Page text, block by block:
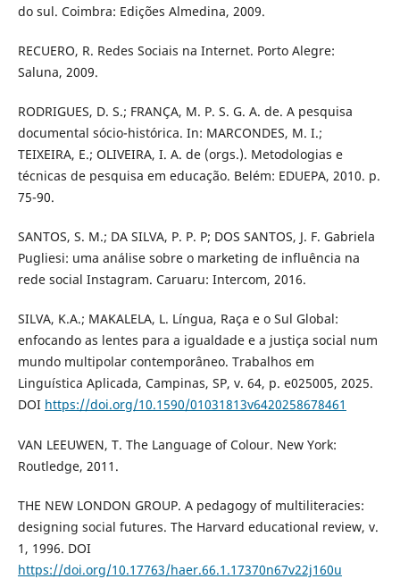
do sul. Coimbra: Edições Almedina, 2009.
RECUERO, R. Redes Sociais na Internet. Porto Alegre:
Saluna, 2009.
RODRIGUES, D. S.; FRANÇA, M. P. S. G. A. de. A pesquisa
documental sócio-histórica. In: MARCONDES, M. I.;
TEIXEIRA, E.; OLIVEIRA, I. A. de (orgs.). Metodologias e
técnicas de pesquisa em educação. Belém: EDUEPA, 2010. p.
75-90.
SANTOS, S. M.; DA SILVA, P. P. P; DOS SANTOS, J. F. Gabriela
Pugliesi: uma análise sobre o marketing de influência na
rede social Instagram. Caruaru: Intercom, 2016.
SILVA, K.A.; MAKALELA, L. Língua, Raça e o Sul Global:
enfocando as lentes para a igualdade e a justiça social num
mundo multipolar contemporâneo. Trabalhos em
Linguística Aplicada, Campinas, SP, v. 64, p. e025005, 2025.
DOI https://doi.org/10.1590/01031813v6420258678461
VAN LEEUWEN, T. The Language of Colour. New York:
Routledge, 2011.
THE NEW LONDON GROUP. A pedagogy of multiliteracies:
designing social futures. The Harvard educational review, v.
1, 1996. DOI
https://doi.org/10.17763/haer.66.1.17370n67v22j160u